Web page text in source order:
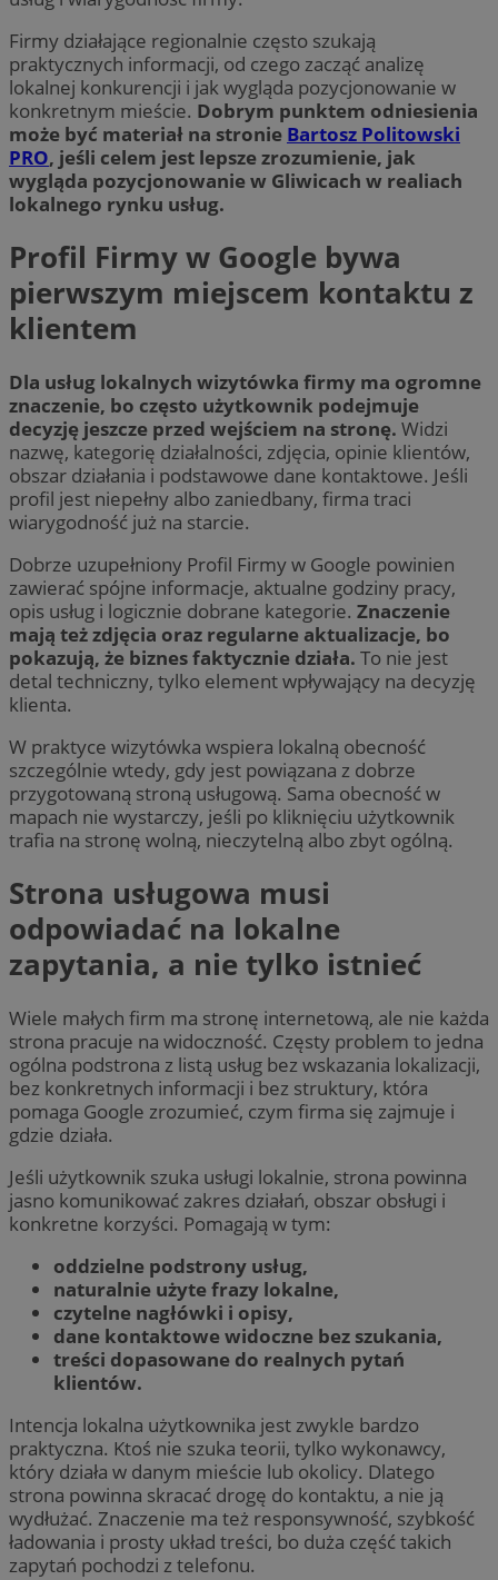
Firmy działające regionalnie często szukają
praktycznych informacji, od czego zacząć analizę
lokalnej konkurencji i jak wygląda pozycjonowanie w
konkretnym mieście. Dobrym punktem odniesienia
może być materiał na stronie Bartosz Politowski
PRO, jeśli celem jest lepsze zrozumienie, jak
wygląda pozycjonowanie w Gliwicach w realiach
lokalnego rynku usług.
Profil Firmy w Google bywa
pierwszym miejscem kontaktu z
klientem
Dla usług lokalnych wizytówka firmy ma ogromne
znaczenie, bo często użytkownik podejmuje
decyzję jeszcze przed wejściem na stronę. Widzi
nazwę, kategorię działalności, zdjęcia, opinie klientów,
obszar działania i podstawowe dane kontaktowe. Jeśli
profil jest niepełny albo zaniedbany, firma traci
wiarygodność już na starcie.
Dobrze uzupełniony Profil Firmy w Google powinien
zawierać spójne informacje, aktualne godziny pracy,
opis usług i logicznie dobrane kategorie. Znaczenie
mają też zdjęcia oraz regularne aktualizacje, bo
pokazują, że biznes faktycznie działa. To nie jest
detal techniczny, tylko element wpływający na decyzję
klienta.
W praktyce wizytówka wspiera lokalną obecność
szczególnie wtedy, gdy jest powiązana z dobrze
przygotowaną stroną usługową. Sama obecność w
mapach nie wystarczy, jeśli po kliknięciu użytkownik
trafia na stronę wolną, nieczytelną albo zbyt ogólną.
Strona usługowa musi
odpowiadać na lokalne
zapytania, a nie tylko istnieć
Wiele małych firm ma stronę internetową, ale nie każda
strona pracuje na widoczność. Częsty problem to jedna
ogólna podstrona z listą usług bez wskazania lokalizacji,
bez konkretnych informacji i bez struktury, która
pomaga Google zrozumieć, czym firma się zajmuje i
gdzie działa.
Jeśli użytkownik szuka usługi lokalnie, strona powinna
jasno komunikować zakres działań, obszar obsługi i
konkretne korzyści. Pomagają w tym:
oddzielne podstrony usług,
naturalnie użyte frazy lokalne,
czytelne nagłówki i opisy,
dane kontaktowe widoczne bez szukania,
treści dopasowane do realnych pytań
klientów.
Intencja lokalna użytkownika jest zwykle bardzo
praktyczna. Ktoś nie szuka teorii, tylko wykonawcy,
który działa w danym mieście lub okolicy. Dlatego
strona powinna skracać drogę do kontaktu, a nie ją
wydłużać. Znaczenie ma też responsywność, szybkość
ładowania i prosty układ treści, bo duża część takich
zapytań pochodzi z telefonu.